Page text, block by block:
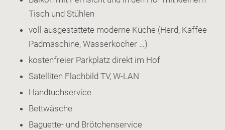
Tisch und Stühlen
voll ausgestattete moderne Küche (Herd, Kaffee-
Padmaschine, Wasserkocher …)
kostenfreier Parkplatz direkt im Hof
Satelliten Flachbild TV, W-LAN
Handtuchservice
Bettwäsche
Baguette- und Brötchenservice